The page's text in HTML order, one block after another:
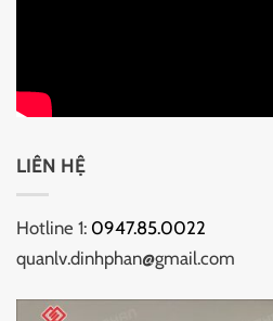
LIÊN HỆ
Hotline 1: 0947.85.0022
quanlv.dinhphan@gmail.com